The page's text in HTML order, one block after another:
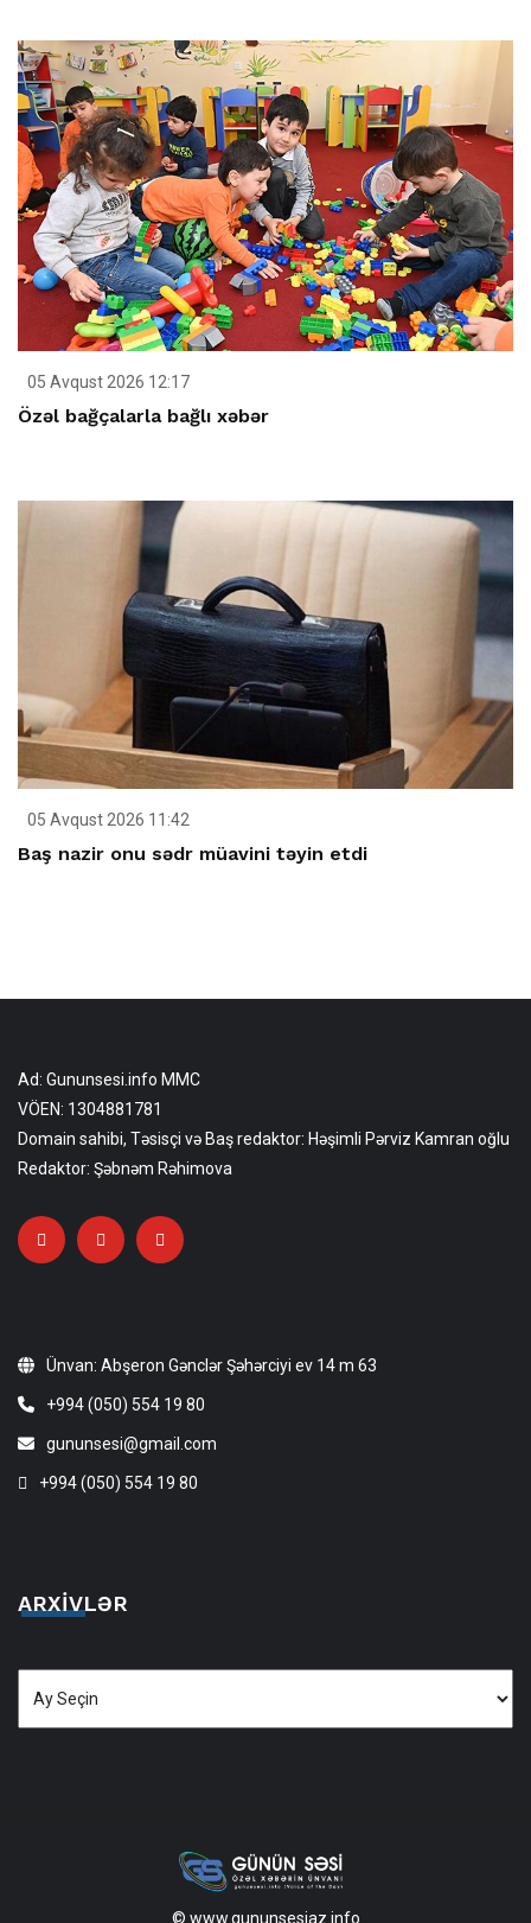
05 Avqust 2026 12:17
Özəl bağçalarla bağlı xəbər
05 Avqust 2026 11:42
Baş nazir onu sədr müavini təyin etdi
Ad: Gununsesi.info MMC
VÖEN: 1304881781
Domain sahibi, Təsisçi və Baş redaktor: Həşimli Pərviz Kamran oğlu
Redaktor: Şəbnəm Rəhimova
Ünvan: Abşeron Gənclər Şəhərciyi ev 14 m 63
+994 (050) 554 19 80
gununsesi@gmail.com
+994 (050) 554 19 80
ARXIVLƏR
Arxivlər
© www.gununsesiaz.info